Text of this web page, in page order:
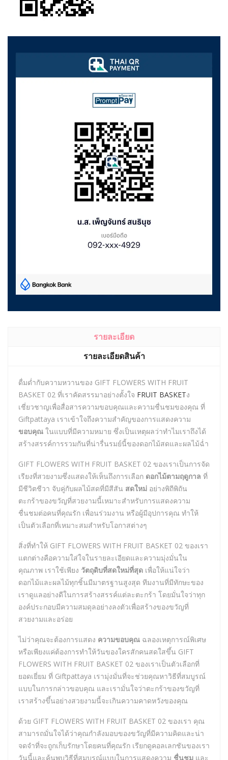
รายละเอียด
รายละเอียดสินค้า
ดื่มด่ำกับความหวานของ GIFT FLOWERS WITH FRUIT
BASKET 02 ที่เราคัดสรรมาอย่างตั้งใจ FRUIT BASKETง
เชี่ยวชาญเพื่อสื่อสารความขอบคุณและความชื่นชมของคุณ ที่
Giftpattaya เราเข้าใจถึงความสำคัญของการแสดงความ
ขอบคุณ ในแบบที่มีความหมาย ซึ่งเป็นเหตุผลว่าทำไมเราถึงได้
สร้างสรรค์การรวมกันที่น่ารื่นรมย์นี้ของดอกไม้สดและผลไม้ฉ่ำ
GIFT FLOWERS WITH FRUIT BASKET 02 ของเราเป็นการจัด
เรียงที่สวยงามซึ่งแสดงให้เห็นถึงการเลือก ดอกไม้ตามฤดูกาล ที่
มีชีวิตชีวา จับคู่กับผลไม้สดที่มีสีสัน สดใหม่ อย่างพิถีพิถัน
ตะกร้าของขวัญที่สวยงามนี้เหมาะสำหรับการแสดงความ
ชื่นชมต่อคนที่คุณรัก เพื่อนร่วมงาน หรือผู้มีอุปการคุณ ทำให้
เป็นตัวเลือกที่เหมาะสมสำหรับโอกาสต่างๆ
สิ่งที่ทำให้ GIFT FLOWERS WITH FRUIT BASKET 02 ของเรา
แตกต่างคือความใส่ใจในรายละเอียดและความมุ่งมั่นใน
คุณภาพ เราใช้เพียง วัตถุดิบที่สดใหม่ที่สุด เพื่อให้แน่ใจว่า
ดอกไม้และผลไม้ทุกชิ้นมีมาตรฐานสูงสุด ทีมงานที่มีทักษะของ
เราดูแลอย่างดีในการสร้างสรรค์แต่ละตะกร้า โดยมั่นใจว่าทุก
องค์ประกอบมีความสมดุลอย่างลงตัวเพื่อสร้างของขวัญที่
สวยงามและอร่อย
ไม่ว่าคุณจะต้องการแสดง ความขอบคุณ ฉลองเหตุการณ์พิเศษ
หรือเพียงแค่ต้องการทำให้วันของใครสักคนสดใสขึ้น GIFT
FLOWERS WITH FRUIT BASKET 02 ของเราเป็นตัวเลือกที่
ยอดเยี่ยม ที่ Giftpattaya เรามุ่งมั่นที่จะช่วยคุณหาวิธีที่สมบูรณ์
แบบในการกล่าวขอบคุณ และเรามั่นใจว่าตะกร้าของขวัญที่
เราสร้างขึ้นอย่างสวยงามนี้จะเกินความคาดหวังของคุณ
ด้วย GIFT FLOWERS WITH FRUIT BASKET 02 ของเรา คุณ
สามารถมั่นใจได้ว่าคุณกำลังมอบของขวัญที่มีความคิดและน่า
จดจำที่จะถูกเก็บรักษาโดยคนที่คุณรัก เรียกดูคอลเลกชันของเรา
วันนี้และค้นพบวิธีที่สมบูรณ์แบบในการแสดงความ ชื่นชม และ